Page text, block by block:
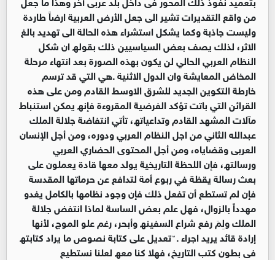
من واقع التقدیرات تشیر الى جعل الأرض العربیة ارضاً طاردة
ولیست جاذبة وكما یشكل استشراء ھذه الحالة الى تھدید بالغ
الاثر، لذلك یصف بعض السیاسیین ذلك بقولھ ان شكل
النظام العربي الحالي لن یكون بھذه الصورة بعد انتھاء مرحلة
المخاض المعایشة وان الدول الاثنیة .ھي التي قد ترسم
خارطة التكوین الجدید للشرق الاوسط القادم ومن على ھذه
القرائن التي باتت تؤكد الفرضیة المقروءة فإنھ یمكن استنباط
مآلات المشھد القادم وتداعیاتھ، تأتي انتفاضة جلالة الملك
عبدالله الثاني من اجل النظام العربي ودوره، ومن أجل الإنسان
العربى وقضایاه، ومن أجل المحتوى الحضاري العربي
ورسالتھ، فإن اللحظة التاریخیة یولد معھا قادة یعملون على
بعث رسالة یقظة في ربوع أمة لتدافع عن حرماتھا المقدسة
فإن لم تستطع أن تفعل ذلك فإن وجود نظامھا بالكامل یغدو
مھدداً بالزوال، فھل علم بعض الساسة لماذا انتفض جلالة
الملك ولِمَ رفع شراع السفینھ وأبحر، رغم علو الموج، لأنھا
إرادة قائد یرید اجراء . ّ تعدیل على كتابة نصوص ما یراد كتابتھ
فى بطون كتب التاریخ، فھلا كنا معھ لعلنا نستطیع